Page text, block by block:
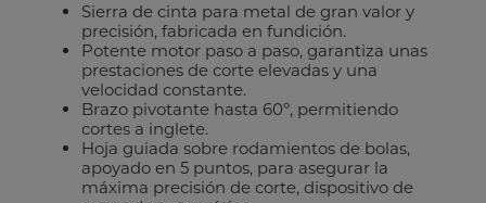
Sierra de cinta para metal de gran valor y
precisión, fabricada en fundición.
Potente motor paso a paso, garantiza unas
prestaciones de corte elevadas y una
velocidad constante.
Brazo pivotante hasta 60º, permitiendo
cortes a inglete.
Hoja guiada sobre rodamientos de bolas,
apoyado en 5 puntos, para asegurar la
máxima precisión de corte, dispositivo de